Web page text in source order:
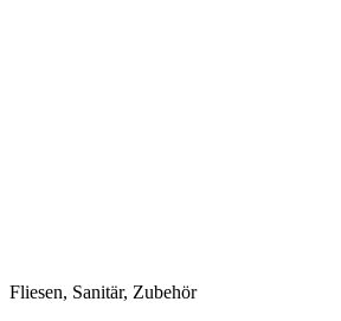
Fliesen, Sanitär, Zubehör